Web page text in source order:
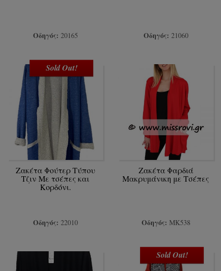
Οδηγός: 20165 Οδηγός: 21060
Sold Out!
Ζακέτα Φούτερ Τύπου
Τζιν Με τσέπες και
Κορδόνι.
Οδηγός: 22010
Ζακέτα Φαρδιά
Μακρυμάνικη με Τσέπες
Οδηγός: ΜΚ538
Sold Out!